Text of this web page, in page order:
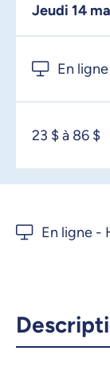
jeudi 14
En ligne
23 $ à 86 $